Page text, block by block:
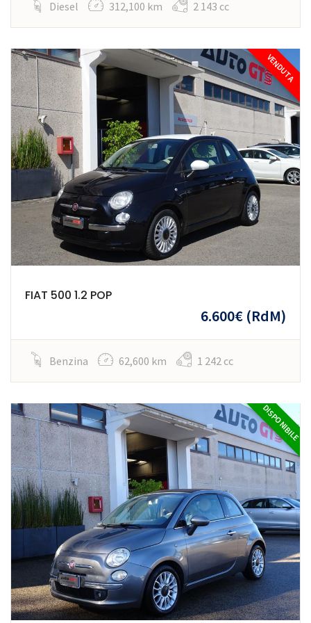
Diesel 312,100 km 2 143 cc
VENDUTA
FIAT 500 1.2 POP
6.600€ (RdM)
Benzina 62,600 km 1 242 cc
DISPONIBILE